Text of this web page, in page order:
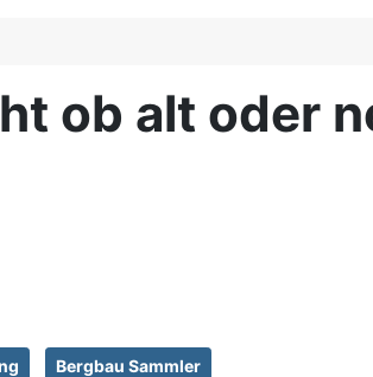
ob alt oder
Bergbau Sammler